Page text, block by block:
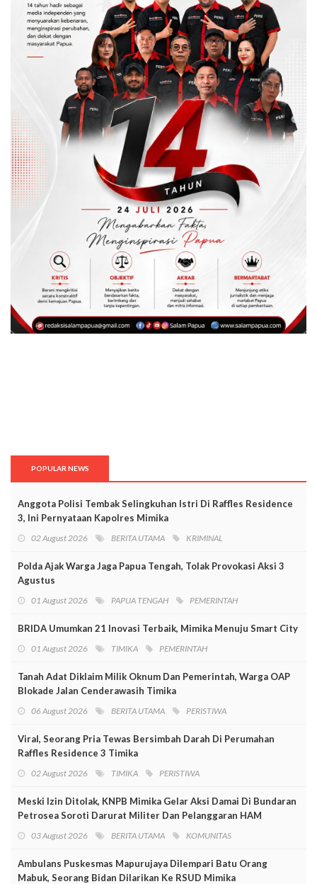
POPULAR NEWS
Anggota Polisi Tembak Selingkuhan Istri Di Raffles Residence
3, Ini Pernyataan Kapolres Mimika
02 August 2026 BERITA UTAMA KRIMINAL
Polda Ajak Warga Jaga Papua Tengah, Tolak Provokasi Aksi 3
Agustus
01 August 2026 PAPUA TENGAH PEMERINTAH
BRIDA Umumkan 21 Inovasi Terbaik, Mimika Menuju Smart City
01 August 2026 TIMIKA PEMERINTAH
Tanah Adat Diklaim Milik Oknum Dan Pemerintah, Warga OAP
Blokade Jalan Cenderawasih Timika
06 August 2026 BERITA UTAMA PERISTIWA
Viral, Seorang Pria Tewas Bersimbah Darah Di Perumahan
Raffles Residence 3 Timika
02 August 2026 TIMIKA PERISTIWA
Meski Izin Ditolak, KNPB Mimika Gelar Aksi Damai Di Bundaran
Petrosea Soroti Darurat Militer Dan Pelanggaran HAM
03 August 2026 BERITA UTAMA KOMUNITAS
Ambulans Puskesmas Mapurujaya Dilempari Batu Orang
Mabuk, Seorang Bidan Dilarikan Ke RSUD Mimika